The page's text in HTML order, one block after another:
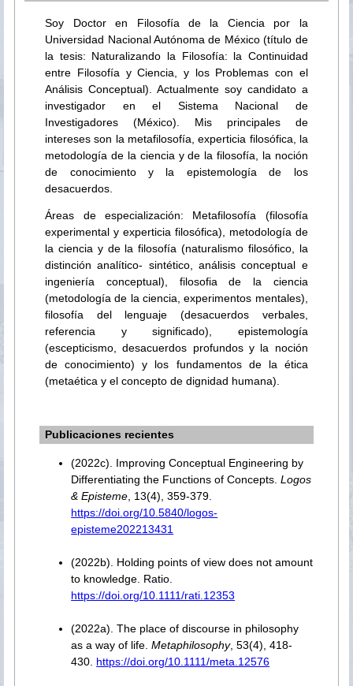
Soy Doctor en Filosofía de la Ciencia por la
Universidad Nacional Autónoma de México (título de
la tesis: Naturalizando la Filosofía: la Continuidad
entre Filosofía y Ciencia, y los Problemas con el
Análisis Conceptual). Actualmente soy candidato a
investigador en el Sistema Nacional de
Investigadores (México). Mis principales de
intereses son la metafilosofía, experticia filosófica, la
metodología de la ciencia y de la filosofía, la noción
de conocimiento y la epistemología de los
desacuerdos.
Áreas de especialización: Metafilosofía (filosofía
experimental y experticia filosófica), metodología de
la ciencia y de la filosofía (naturalismo filosófico, la
distinción analítico- sintético, análisis conceptual e
ingeniería conceptual), filosofia de la ciencia
(metodología de la ciencia, experimentos mentales),
filosofía del lenguaje (desacuerdos verbales,
referencia y significado), epistemología
(escepticismo, desacuerdos profundos y la noción
de conocimiento) y los fundamentos de la ética
(metaética y el concepto de dignidad humana).
Publicaciones recientes
(2022c). Improving Conceptual Engineering by
Differentiating the Functions of Concepts.Logos
& Episteme , 13(4), 359-379.
https://doi.org/10.5840/logos-
episteme202213431
(2022b). Holding points of view does not amount
to knowledge. Ratio.
https://doi.org/10.1111/rati.12353
(2022a). The place of discourse in philosophy
as a way of life.Metaphilosophy, 53(4), 418-
430. https://doi.org/10.1111/meta.12576